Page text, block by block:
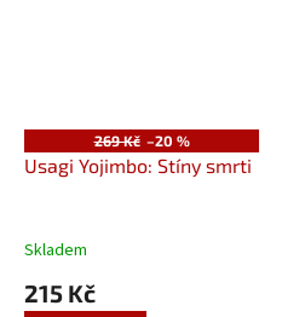
269 Kč –20 %
Usagi Yojimbo: Stíny smrti
Skladem
215 Kč